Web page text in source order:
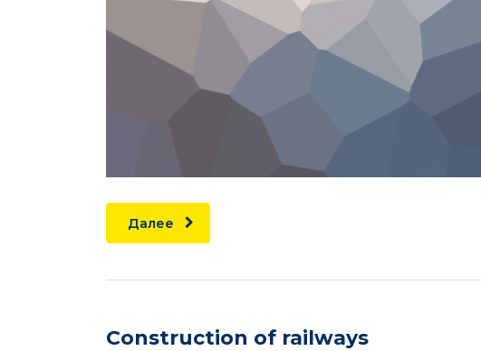
Далее
Construction of railways